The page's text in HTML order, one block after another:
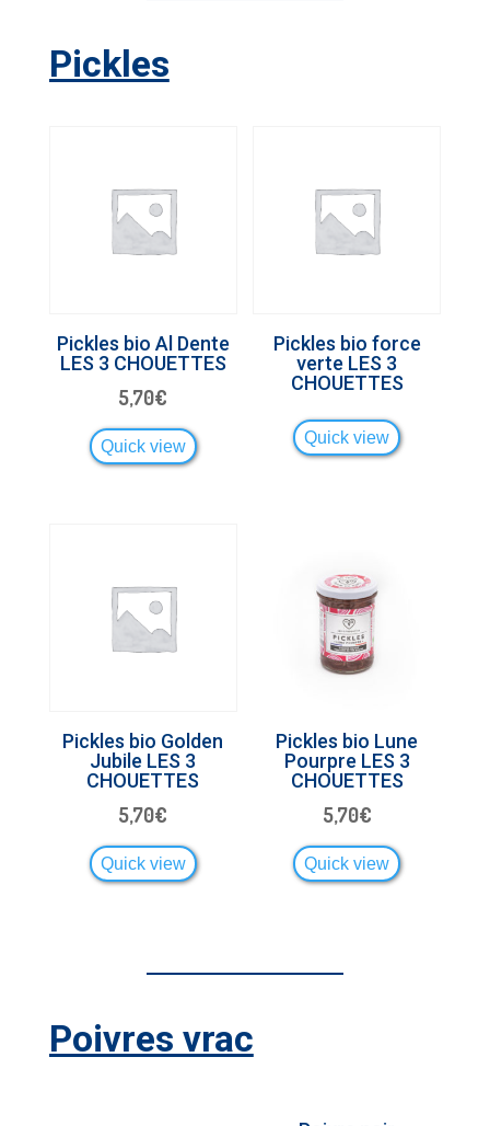
Pickles
Pickles bio Al Dente
LES 3 CHOUETTES
5,70€
Quick view
Pickles bio force
verte LES 3
CHOUETTES
Quick view
Pickles bio Golden
Jubile LES 3
CHOUETTES
5,70€
Quick view
Pickles bio Lune
Pourpre LES 3
CHOUETTES
5,70€
Quick view
Poivres vrac